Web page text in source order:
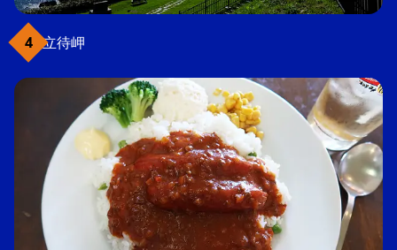
立待岬